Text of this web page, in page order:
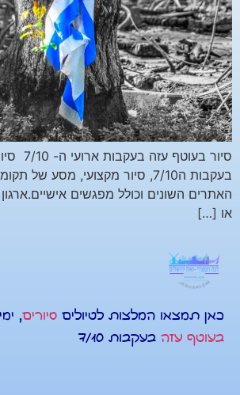
סיור
בעקבות ה7/10, סיור מקצועי, מסע
האתרים השונים וכולל מפגשים
או […]
כאן תמצאו המלצות לטיולים סיורים,
בעוטף עזה בעקבות 7/10